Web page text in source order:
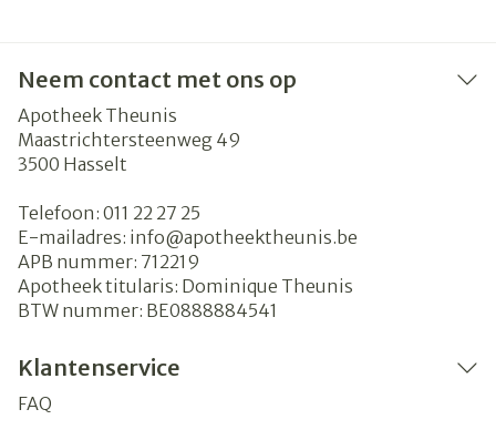
Neem contact met ons op
Apotheek Theunis
Maastrichtersteenweg 49
3500 Hasselt
Telefoon: 011 22 27 25
E-mailadres: info@apotheektheunis.be
APB nummer: 712219
Apotheek titularis: Dominique Theunis
BTW nummer: BE0888884541
Klantenservice
FAQ